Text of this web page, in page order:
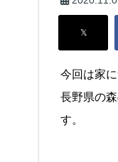
今回は家に
長野県の
す。